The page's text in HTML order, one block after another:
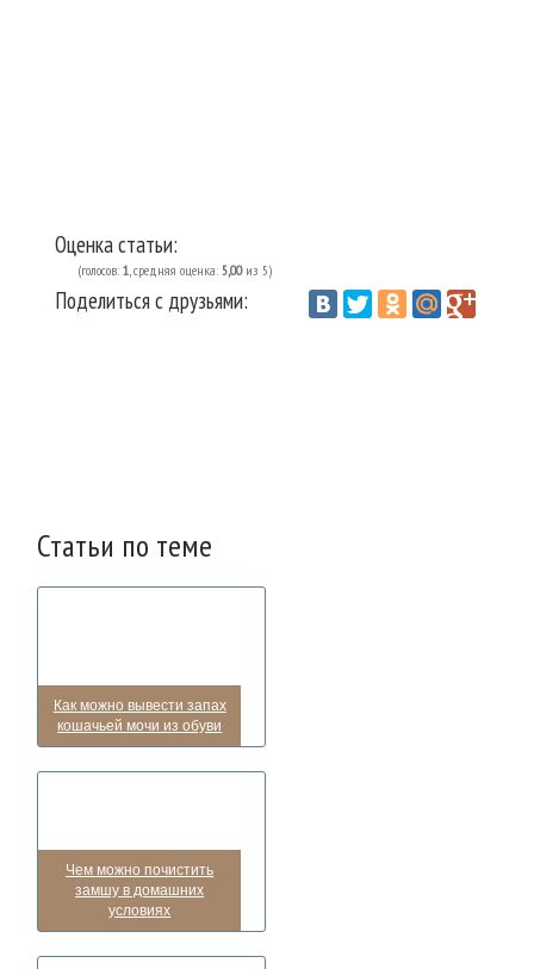
Оценка статьи:
(голосов: 1, средняя оценка: 5,00из 5)
Поделиться с друзьями:
Статьи по теме
Как можно вывести запах
кошачьей мочи из обуви
Чем можно почистить
замшу в домашних
условиях